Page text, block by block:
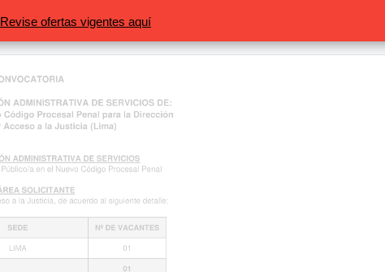
Revise ofertas vigentes aquí